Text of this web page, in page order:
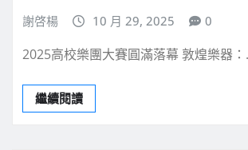
謝啓楊 10 月 29, 2025 0
2025高校樂團大賽圓滿落幕 敦煌樂器
繼續閱讀